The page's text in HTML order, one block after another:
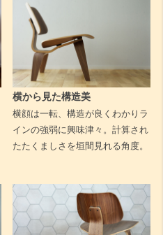
横から見た構造美
横顔は一転、構造が良くわかりラ
インの強弱に興味津々。計算され
たたくましさを垣間見れる角度。